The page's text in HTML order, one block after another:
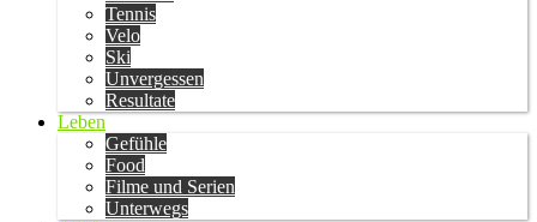
Tennis
Velo
Ski
Unvergessen
Resultate
Leben
Gefühle
Food
Filme und Serien
Unterwegs